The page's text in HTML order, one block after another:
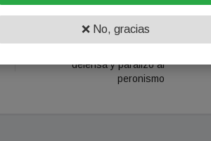
El abogado de VOX que
defensa y paralizó al
peronismo
❌ No, gracias